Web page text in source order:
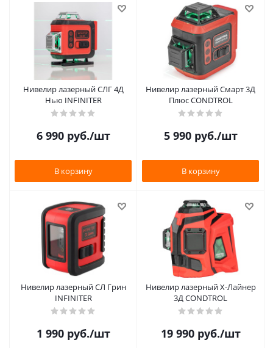
Нивелир лазерный СЛГ 4Д
Нью INFINITER
6 990руб./шт
В корзину
Нивелир лазерный Смарт 3Д
Плюс CONDTROL
5 990руб./шт
В корзину
Нивелир лазерный СЛ Грин
INFINITER
1 990руб./шт
Нивелир лазерный Х-Лайнер
3Д CONDTROL
19 990руб./шт